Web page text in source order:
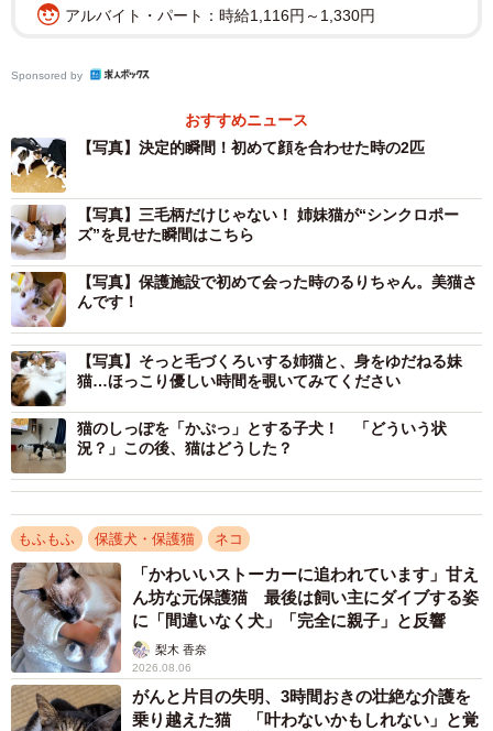
保護施設で初めて会ったときのるりちゃん（画像提供：ねこ好きさゆり
んさん）
後日、保護主さんは車で1時間以上かけてるりちゃんを届け
てくれたそう。
「保護主さんの対応から、小さな命を守るために真剣に向
き合っていることが伝わってきました。温かい気持ちにな
りましたね」
当時、家には先住猫のユパちゃんがいました。「仲良くで
知りしない穏やかな子で、るりちゃんを優しく迎え入れた
といいます。
「最初、るりは戸惑っているようでした。でも、ユパはす
ぐに受け入れてくれたのです。るりは安心したのか、しば
らくすると甘えるようになりました。ふたりが並んで寝て
いる姿を見たとき、本当にほっとしたのを覚えています」
アルバイト・パート：時給1,116円～1,330円
Sponsored by
おすすめニュース
【写真】決定的瞬間！初めて顔を合わせた時の2匹
【写真】三毛柄だけじゃない！ 姉妹猫が“シンクロポー
ズ”を見せた瞬間はこちら
【写真】保護施設で初めて会った時のるりちゃん。美猫さ
んです！
【写真】そっと毛づくろいする姉猫と、身をゆだねる妹
猫…ほっこり優しい時間を覗いてみてください
猫のしっぽを「かぷっ」とする子犬！ 「どういう状
況？」この後、猫はどうした？
もふもふ 保護犬・保護猫 ネコ
「かわいいストーカーに追われています」甘え
ん坊な元保護猫 最後は飼い主にダイブする姿
に「間違いなく犬」「完全に親子」と反響
梨木 香奈
2026.08.06
がんと片目の失明、3時間おきの壮絶な介護を
乗り越えた猫 「叶わないかもしれない」と覚